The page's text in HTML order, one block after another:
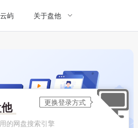
云屿 关于盘他
的网盘搜索引擎